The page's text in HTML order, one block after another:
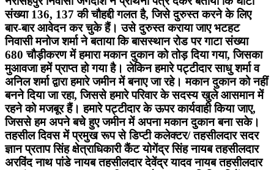
संख्या 136, 137 की चौहद्दी गलत है, जिसे दुरुस्त करने के लिए
बार-बार आवेदन कर चुके हैं। उसे दुरुस्त कराया जाए भटहट
निवासी मनोज शर्मा ने बताया कि बासस्थान रोड पर गाटा संख्या
680 चौड़ीकरण में हमारा मकान दुकान को तोड़ दिया गया, जिसका
मुआवजा हमें प्राप्त हो गया है। लेकिन हमारे पट्टीदार साधु शर्मा व
अनिल शर्मा द्वारा हमारे जमीन में बनाए जा रहे। मकान दुकान को नहीं
बनने दिया जा रहा, जिससे हमारे परिवार के सदस्य खुले आसमान में
रहने को मजबूर हैं। हमारे पट्टीदार के ऊपर कार्यवाही किया जाए,
जिससे हम अपने बचे हुए जमीन में अपना मकान दुकान बना सके।
तहसील दिवस में प्रमुख रूप से डिप्टी कलेक्टर/ तहसीलदार सदर
ज्ञान प्रताप सिंह क्षेत्राधिकारी कैंट योगेंद्र सिंह नायब तहसीलदार
अरविंद नाथ पांडे नायब तहसीलदार देवेंद्र यादव नायब तहसीलदार